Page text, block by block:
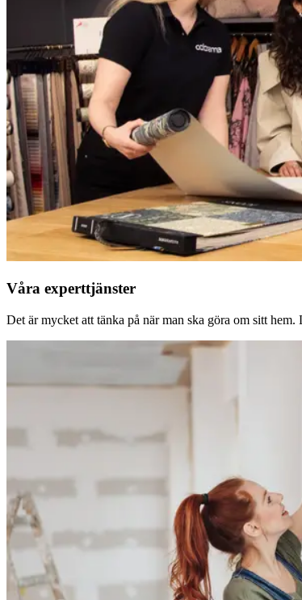
Våra experttjänster
Det är mycket att tänka på när man ska göra om sitt